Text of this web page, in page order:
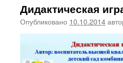
Дидактическая
Опубликовано 10.10.2014